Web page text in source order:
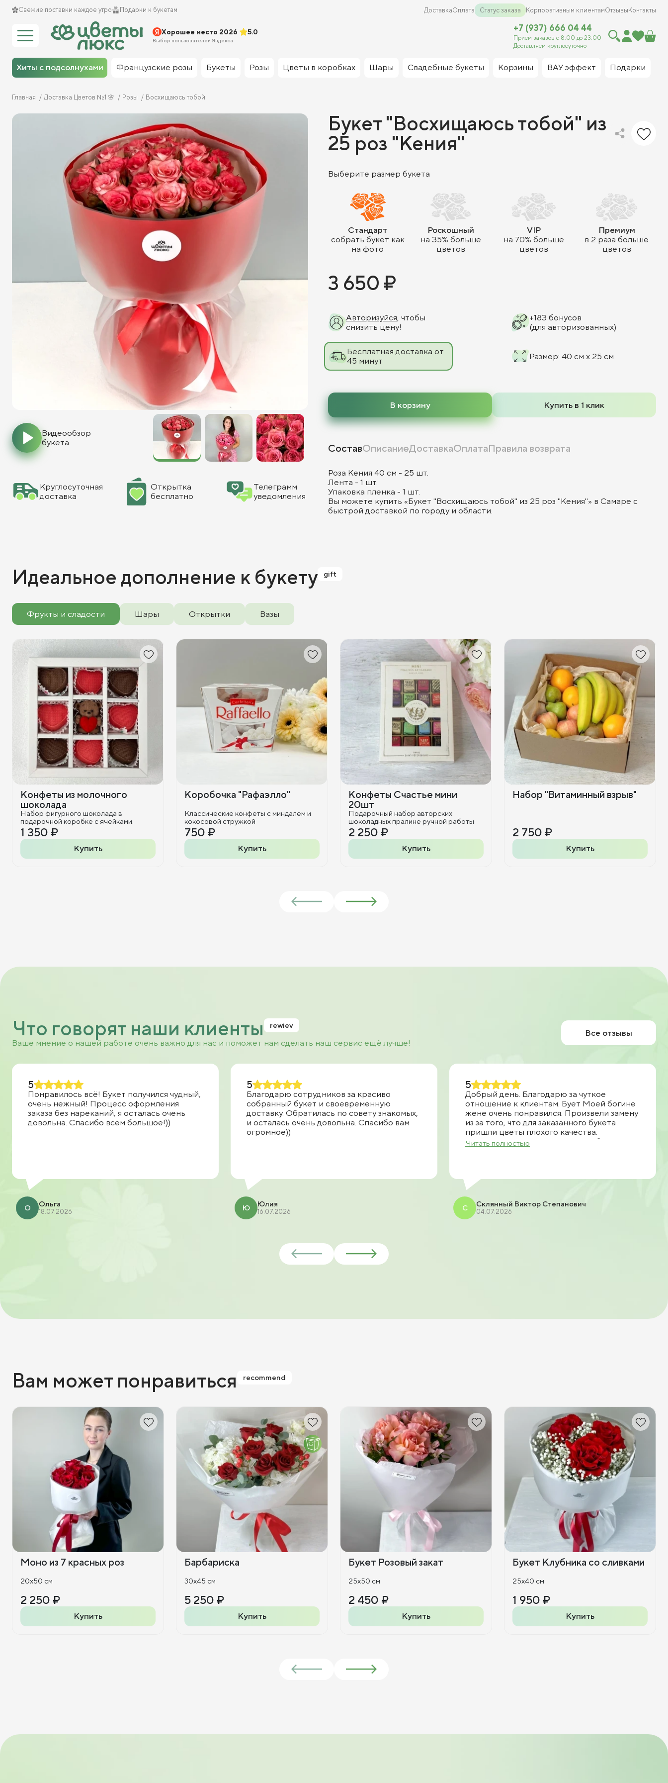
Свежие поставки каждое утро Подарки к букетам ДоставкаОплата Статус заказа Корпоративным клиентамОтзывы Контакты
Хорошее место 2026 5.0
Выбор пользователей Яндекса
+7 (937) 666 04 44
Прием заказов с 8:00 до 23:00
Доставляем круглосуточно
Хиты с подсолнухами Французские розы Букеты Розы Цветы в коробках Шары Свадебные букеты Корзины ВАУ эффект Подарки
Главная Доставка Цветов №1 🌸 Розы Восхищаюсь тобой
Видеообзор
букета
Круглосуточная
доставка
Открытка
бесплатно
Телеграмм
уведомления
Букет "Восхищаюсь тобой" из
25 роз "Кения"
Выберите размер букета
Стандарт
собрать букет как
на фото
Роскошный
на 35% больше
цветов
VIP
на 70% больше
цветов
Премиум
в 2 раза больше
цветов
3 650 ₽
Авторизуйся, чтобы
снизить цену!
+183 бонусов
(для авторизованных)
Бесплатная доставка от
45 минут
Размер: 40 см x 25 см
В корзину Купить в 1 клик
СоставОписаниеДоставкаОплатаПравила возврата
Роза Кения 40 см - 25 шт.
Лента - 1 шт.
Упаковка пленка - 1 шт.
Вы можете купить «Букет "Восхищаюсь тобой" из 25 роз "Кения"» в Самаре с
быстрой доставкой по городу и области.
Идеальное дополнение к букету gift
Фрукты и сладости Шары Открытки Вазы
Конфеты из молочного
шоколада
Набор фигурного шоколада в
подарочной коробке с ячейками.
1 350 ₽
Купить
Коробочка "Рафаэлло"
Классические конфеты с миндалем и
кокосовой стружкой
750 ₽
Купить
Конфеты Счастье мини
20шт
Подарочный набор авторских
шоколадных пралине ручной работы
2 250 ₽
Купить
Набор "Витаминный взрыв"
2 750 ₽
Купить
Что говорят наши клиенты rewiev
Ваше мнение о нашей работе очень важно для нас и поможет нам сделать наш сервис ещё лучше!
Все отзывы
5
Понравилось всё! Букет получился чудный,
очень нежный! Процесс оформления
заказа без нареканий, я осталась очень
довольна. Спасибо всем большое!))
О Ольга
18.07.2026
5
Благодарю сотрудников за красиво
собранный букет и своевременную
доставку. Обратилась по совету знакомых,
и осталась очень довольна. Спасибо вам
огромное))
Ю Юлия
16.07.2026
5
Добрый день. Благодарю за чуткое
отношение к клиентам. Бует Моей богине
жене очень понравился. Произвели замену
из за того, что для заказанного букета
пришли цветы плохого качества.
Позвонили, предложили другой букет.
Читать полностью
С Склянный Виктор Степанович
04.07.2026
Вам может понравиться recommend
Моно из 7 красных роз
20x50 см
2 250 ₽
Купить
Барбариска
30x45 см
5 250 ₽
Купить
Букет Розовый закат
25x50 см
2 450 ₽
Купить
Букет Клубника со сливками
25x40 см
1 950 ₽
Купить